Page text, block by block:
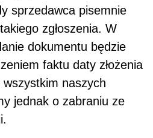
sprzedawca pisemnie
zgłoszenia. W
dokumentu będzie
faktu daty złożenia
naszych
jednak o zabraniu ze